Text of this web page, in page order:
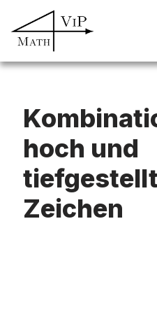
Zum
Inhalt
hoch und
Zeichen